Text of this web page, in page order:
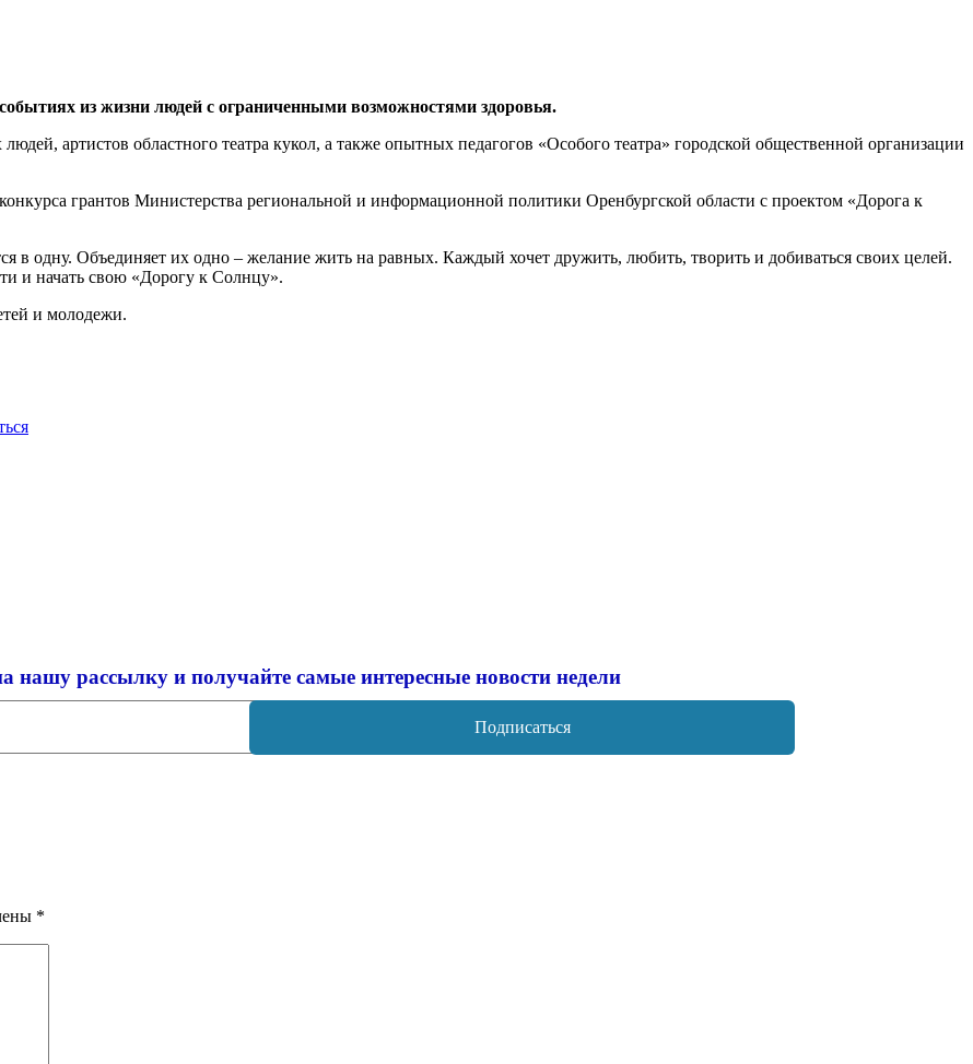
из жизни людей с ограниченными возможностями здоровья.
артистов областного театра кукол, а также опытных педагогов «Особого театра» городской общественной организации
грантов Министерства региональной и информационной политики Оренбургской области с проектом «Дорога к
в одну. Объединяет их одно – желание жить на равных. Каждый хочет дружить, любить, творить и добиваться своих целей.
и начать свою «Дорогу к Солнцу».
и молодежи.
нашу рассылку и получайте самые интересные новости недели
*